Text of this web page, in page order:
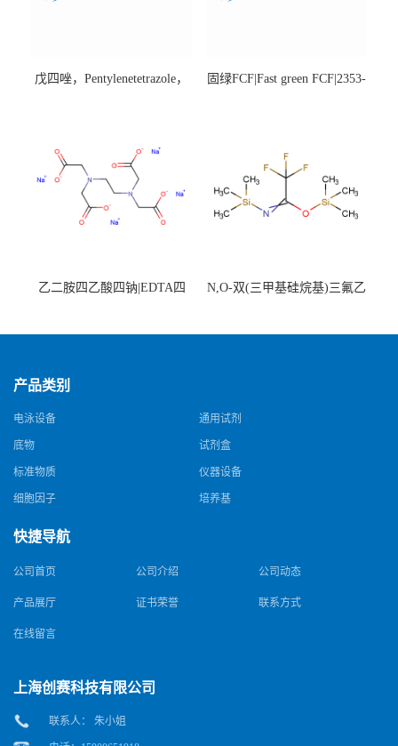
戊四唑，Pentylenetetrazole，
固绿FCF|Fast green FCF|2353-
乙二胺四乙酸四钠|EDTA四
N,O-双(三甲基硅烷基)三氟乙
产品类别
电泳设备 通用试剂
底物 试剂盒
标准物质 仪器设备
细胞因子 培养基
快捷导航
公司首页 公司介绍 公司动态
产品展厅 证书荣誉 联系方式
在线留言
上海创赛科技有限公司
联系人： 朱小姐